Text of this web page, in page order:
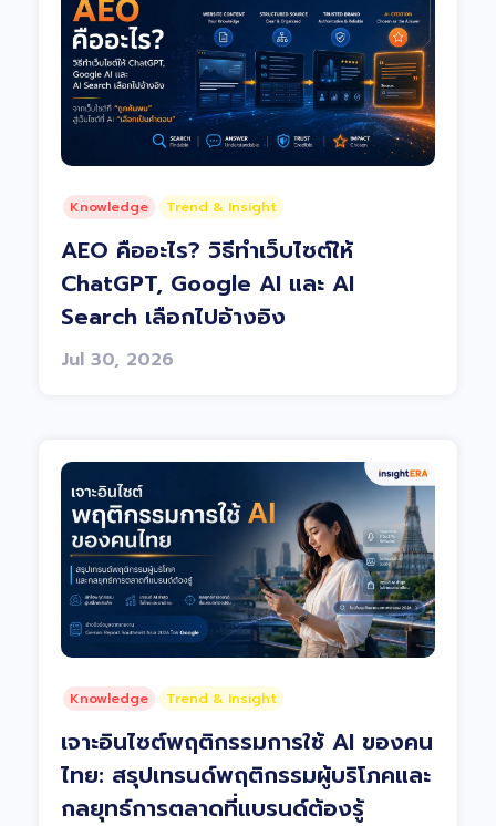
Knowledge Trend & Insight
AEO คืออะไร? วิธีทำเว็บไซต์ให้
ChatGPT, Google AI และ AI
Search เลือกไปอ้างอิง
Jul 30, 2026
Knowledge Trend & Insight
เจาะอินไซต์พฤติกรรมการใช้ AI ของคน
ไทย: สรุปเทรนด์พฤติกรรมผู้บริโภคและ
กลยุทธ์การตลาดที่แบรนด์ต้องรู้